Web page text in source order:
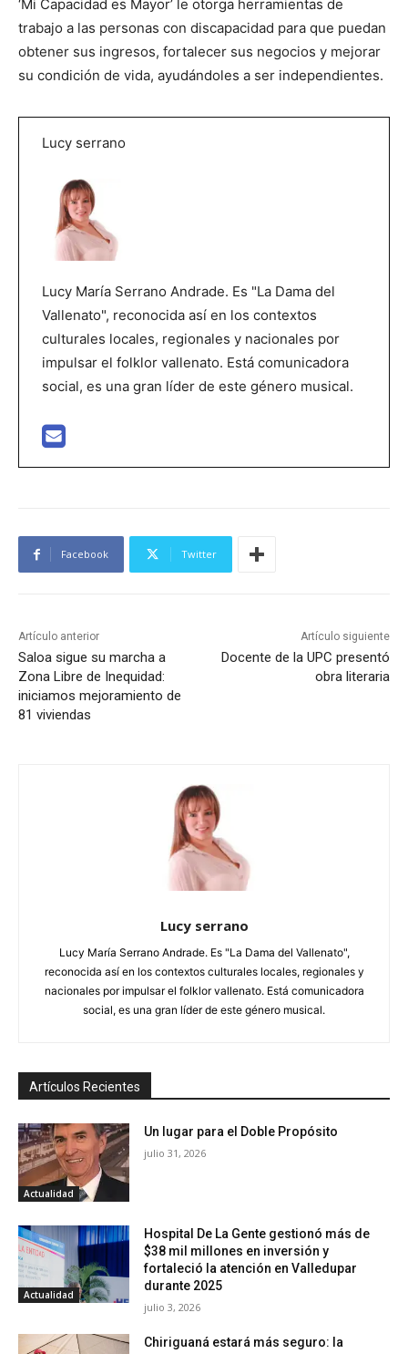
‘Mi Capacidad es Mayor’ le otorga herramientas de
trabajo a las personas con discapacidad para que puedan
obtener sus ingresos, fortalecer sus negocios y mejorar
su condición de vida, ayudándoles a ser independientes.
Lucy serrano
Lucy María Serrano Andrade. Es "La Dama del
Vallenato", reconocida así en los contextos
culturales locales, regionales y nacionales por
impulsar el folklor vallenato. Está comunicadora
social, es una gran líder de este género musical.
Facebook Twitter
Artículo anterior
Saloa sigue su marcha a
Zona Libre de Inequidad:
iniciamos mejoramiento de
81 viviendas
Artículo siguiente
Docente de la UPC presentó
obra literaria
Lucy serrano
Lucy María Serrano Andrade. Es "La Dama del Vallenato",
reconocida así en los contextos culturales locales, regionales y
nacionales por impulsar el folklor vallenato. Está comunicadora
social, es una gran líder de este género musical.
Artículos Recientes
Actualidad
Un lugar para el Doble Propósito
julio 31, 2026
Actualidad
Hospital De La Gente gestionó más de
$38 mil millones en inversión y
fortaleció la atención en Valledupar
durante 2025
julio 3, 2026
Chiriguaná estará más seguro: la